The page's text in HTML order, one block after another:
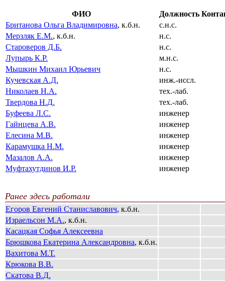
ФИО Должность
Британова Ольга Владимировна, к.б.н.
с.н.с.
Мерзляк Е.М., к.б.н.
н.с.
Староверов Д.Б.
н.с.
Лупырь К.Р.
м.н.с.
Мышкин Михаил Юрьевич
н.с.
Кучевская А.Д.
инж.-иссл.
Николаев Н.А.
тех.-лаб.
Твердова Н.Д.
тех.-лаб.
Буфеева Л.С.
инженер
Гайнцева А.В.
инженер
Елесина М.В.
инженер
Карамушка Н.М.
инженер
Мазалов А.А.
инженер
Муфтахутдинов И.Р.
инженер
Ранее здесь работали
Егоров Евгений Станиславович, к.б.н.
Израельсон М.А., к.б.н.
Касацкая Софья Алексеевна
Брюшкова Екатерина Александровна, к.б.н.
Вахитова М.Т.
Крюкова В.В.
Скатова В.Д.